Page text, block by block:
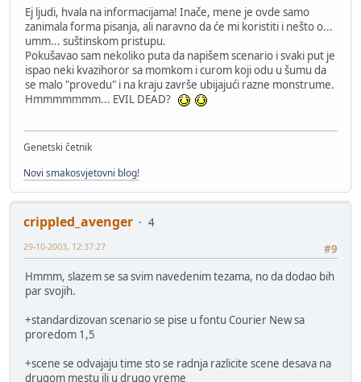
Ej ljudi, hvala na informacijama! Inače, mene je ovde samo
zanimala forma pisanja, ali naravno da će mi koristiti i nešto o...
umm... suštinskom pristupu.
Pokušavao sam nekoliko puta da napišem scenario i svaki put je
ispao neki kvazihoror sa momkom i curom koji odu u šumu da
se malo "provedu" i na kraju završe ubijajući razne monstrume.
Hmmmmmmm... EVIL DEAD?
Genetski četnik
Novi smakosvjetovni blog!
crippled_avenger
4
#9
29-10-2003, 12:37:27
Hmmm, slazem se sa svim navedenim tezama, no da dodao bih
par svojih.
+standardizovan scenario se pise u fontu Courier New sa
proredom 1,5
+scene se odvajaju time sto se radnja razlicite scene desava na
drugom mestu ili u drugo vreme